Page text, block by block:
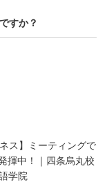
すか？